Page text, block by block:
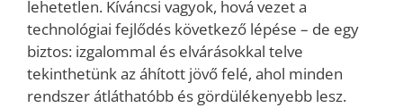
lehetetlen. Kíváncsi vagyok, hová vezet a
technológiai fejlődés következő lépése – de egy
biztos: izgalommal és elvárásokkal telve
tekinthetünk az áhított jövő felé, ahol minden
rendszer átláthatóbb és gördülékenyebb lesz.